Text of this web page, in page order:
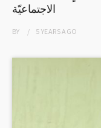
الاجتماعيّة
BY 5 YEARSAGO